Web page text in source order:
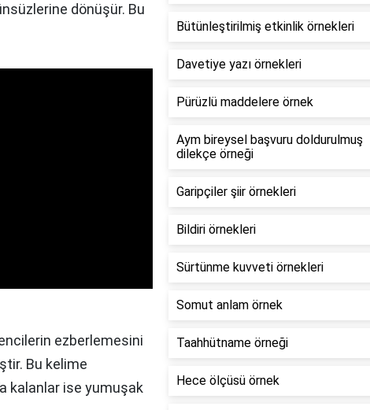
dönüşür. Bu
ezberlemesini
Bu kelime
kalanlar ise yumuşak
Bütünleştirilmiş etkinlik örnekleri
Davetiye yazı örnekleri
Pürüzlü maddelere örnek
Aym bireysel başvuru doldurulmuş
dilekçe örneği
Garipçiler şiir örnekleri
Bildiri örnekleri
Sürtünme kuvveti örnekleri
Somut anlam örnek
Taahhütname örneği
Hece ölçüsü örnek